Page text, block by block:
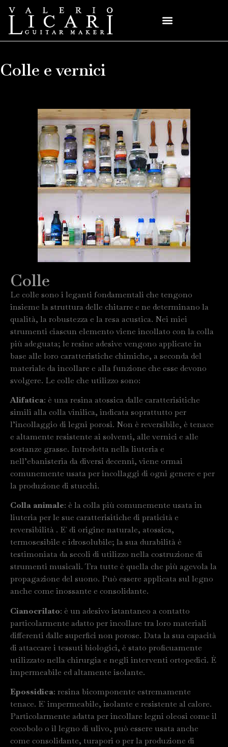
Colle e vernici
Colle
Le colle sono i leganti fondamentali che tengono
insieme la struttura delle chitarre e ne determinano la
qualità, la robustezza e la resa acustica. Nei miei
strumenti ciascun elemento viene incollato con la colla
più adeguata; le resine adesive vengono applicate in
base alle loro caratteristiche chimiche, a seconda del
materiale da incollare e alla funzione che esse devono
svolgere. Le colle che utilizzo sono:
Alifatica: è una resina atossica dalle caratterisitiche
simili alla colla vinilica, indicata soprattutto per
l’incollaggio di legni porosi. Non è reversibile, è tenace
e altamente resistente ai solventi, alle vernici e alle
sostanze grasse. Introdotta nella liuteria e
nell’ebanisteria da diversi decenni, viene ormai
comunemente usata per incollaggi di ogni genere e per
la produzione di stucchi.
Colla animale: è la colla più comunemente usata in
liuteria per le sue caratterisitiche di praticità e
reversibilità . E` di origine naturale, atossica,
termosesibile e idrosolubile; la sua durabilità è
testimoniata da secoli di utilizzo nella costruzione di
strumenti musicali. Tra tutte è quella che più agevola la
propagazione del suono. Può essere applicata sul legno
anche come inossante e consolidante.
Cianocrilato: è un adesivo istantaneo a contatto
particolarmente adatto per incollare tra loro materiali
differenti dalle superfici non porose. Data la sua capacità
di attaccare i tessuti biologici, è stato proficuamente
utilizzato nella chirurgia e negli interventi ortopedici. È
impermeabile ed altamente isolante.
Epossidica: resina bicomponente estremamente
tenace. E` impermeabile, isolante e resistente al calore.
Particolarmente adatta per incollare legni oleosi come il
cocobolo o il legno di ulivo, può essere usata anche
come consolidante, turapori o per la produzione di